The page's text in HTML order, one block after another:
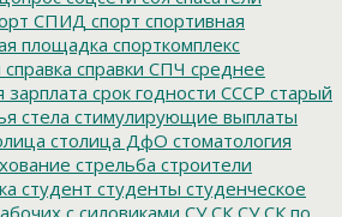
СПИД спорт спортивная
площадка спорткомплекс
справка справки СПЧ среднее
зарплата срок годности СССР старый
стела стимулирующие выплаты
столица ДфО стоматология
стрельба строители
студент студенты студенческое
с силовиками СУ СК СУ СК по